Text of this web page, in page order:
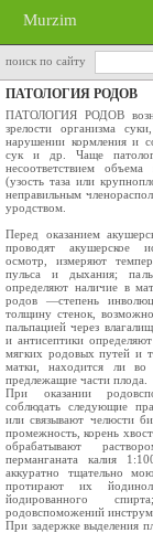
Murzim
поиск по сайту
ПАТОЛОГИЯ РОДОВ
ПАТОЛОГИЯ РОДОВ
зрелости организма
нарушении кормления и
сук и др. Чаще
несоответствием
(узость таза или
неправильным
уродством.
Перед оказанием
проводят акушерское
осмотр, измеряют
пульса и дыхания;
определяют наличие в
родов —степень
толщину стенок,
пальпацией через
и антисептики
мягких родовых путей и
матки, находится ли во
предлежащие части плода.
При оказании
соблюдать следующие
или связывают челюсти
промежность, корень
обрабатывают
перманганата калия
аккуратно тщательно
протирают их
йодированного
родовспоможений
При задержке выделения